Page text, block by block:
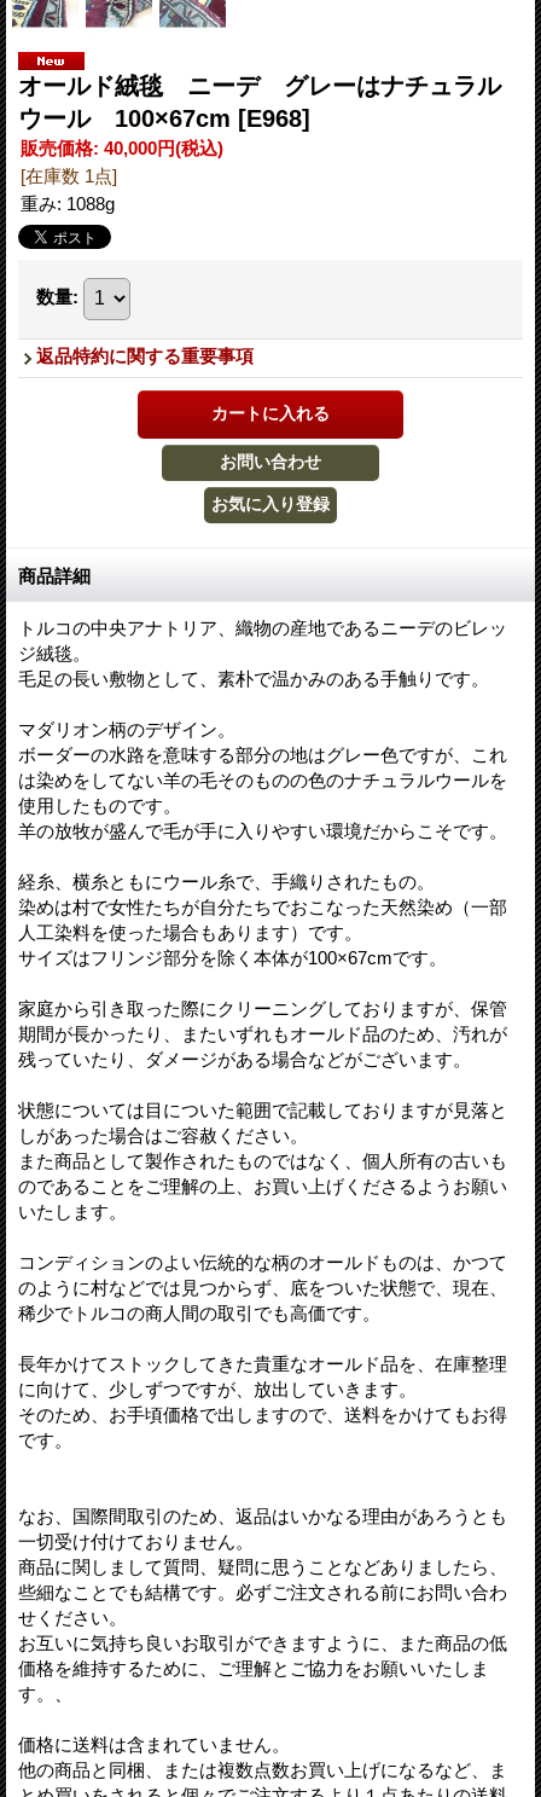
オールド絨毯 ニーデ グレーはナチュラル
ウール 100×67cm [E968]
販売価格: 40,000円(税込)
[在庫数 1点]
重み: 1088g
数量:
返品特約に関する重要事項
商品詳細
トルコの中央アナトリア、織物の産地であるニーデのビレッ
ジ絨毯。
毛足の長い敷物として、素朴で温かみのある手触りです。
マダリオン柄のデザイン。
ボーダーの水路を意味する部分の地はグレー色ですが、これ
は染めをしてない羊の毛そのものの色のナチュラルウールを
使用したものです。
羊の放牧が盛んで毛が手に入りやすい環境だからこそです。
経糸、横糸ともにウール糸で、手織りされたもの。
染めは村で女性たちが自分たちでおこなった天然染め（一部
人工染料を使った場合もあります）です。
サイズはフリンジ部分を除く本体が100×67cmです。
家庭から引き取った際にクリーニングしておりますが、保管
期間が長かったり、またいずれもオールド品のため、汚れが
残っていたり、ダメージがある場合などがございます。
状態については目についた範囲で記載しておりますが見落と
しがあった場合はご容赦ください。
また商品として製作されたものではなく、個人所有の古いも
のであることをご理解の上、お買い上げくださるようお願い
いたします。
コンディションのよい伝統的な柄のオールドものは、かつて
のように村などでは見つからず、底をついた状態で、現在、
稀少でトルコの商人間の取引でも高価です。
長年かけてストックしてきた貴重なオールド品を、在庫整理
に向けて、少しずつですが、放出していきます。
そのため、お手頃価格で出しますので、送料をかけてもお得
です。
なお、国際間取引のため、返品はいかなる理由があろうとも
一切受け付けておりません。
商品に関しまして質問、疑問に思うことなどありましたら、
些細なことでも結構です。必ずご注文される前にお問い合わ
せください。
お互いに気持ち良いお取引ができますように、また商品の低
価格を維持するために、ご理解とご協力をお願いいたしま
す。、
価格に送料は含まれていません。
他の商品と同梱、または複数点数お買い上げになるなど、ま